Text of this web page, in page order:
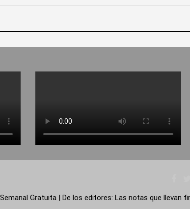
Gratuita | De los editores: Las notas que